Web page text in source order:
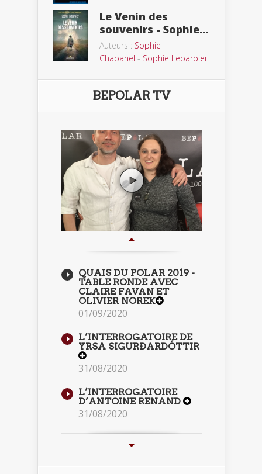
Le Venin des
souvenirs - Sophie...
Auteurs : Sophie
Chabanel - Sophie Lebarbier
BEPOLAR TV
QUAIS DU POLAR 2019 -
TABLE RONDE AVEC
CLAIRE FAVAN ET
OLIVIER NOREK
01/09/2020
L’INTERROGATOIRE DE
YRSA SIGURÐARDÓTTIR
31/08/2020
L’INTERROGATOIRE
D’ANTOINE RENAND
31/08/2020